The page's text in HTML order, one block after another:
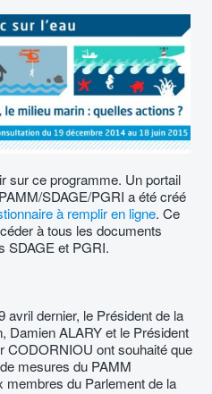
sur ce programme. Un portail
SDAGE/PGRI a été créé
à remplir en ligne. Ce
à tous les documents
SDAGE et PGRI.
avril dernier, le Président de la
Damien ALARY et le Président
CODORNIOU ont souhaité que
mesures du PAMM
membres du Parlement de la